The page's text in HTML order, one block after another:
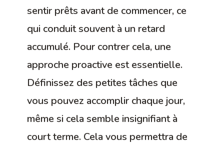
sentir prêts avant de commencer, ce
qui conduit souvent à un retard
accumulé. Pour contrer cela, une
approche proactive est essentielle.
Définissez des petites tâches que
vous pouvez accomplir chaque jour,
même si cela semble insignifiant à
court terme. Cela vous permettra de